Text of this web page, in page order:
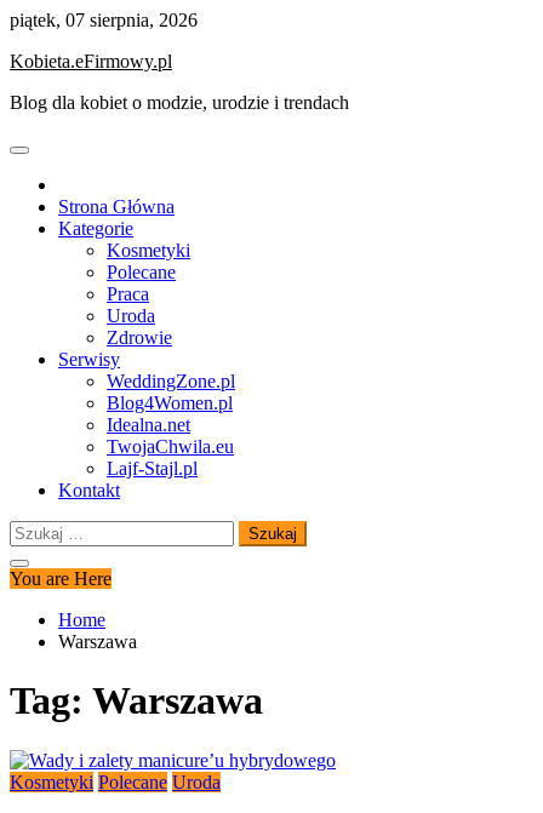
Skip
content
piątek, 07 sierpnia, 2026
Kobieta.eFirmowy.pl
Blog dla kobiet o modzie, urodzie i trendach
Strona Główna
Kategorie
Kosmetyki
Polecane
Praca
Uroda
Zdrowie
Serwisy
WeddingZone.pl
Blog4Women.pl
Idealna.net
TwojaChwila.eu
Lajf-Stajl.pl
Kontakt
Szukaj:
You are Here
Home
Warszawa
Tag: Warszawa
Kosmetyki Polecane Uroda